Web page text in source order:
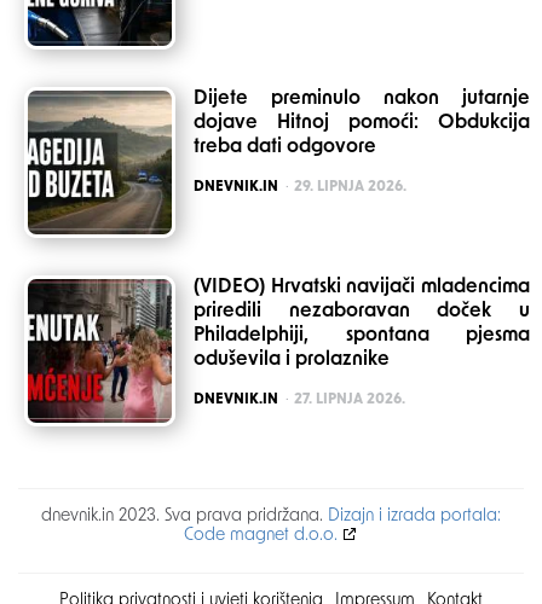
Dijete preminulo nakon jutarnje
dojave Hitnoj pomoći: Obdukcija
treba dati odgovore
POSTED
DNEVNIK.IN 29. LIPNJA 2026.
(VIDEO) Hrvatski navijači mladencima
priredili nezaboravan doček u
Philadelphiji, spontana pjesma
oduševila i prolaznike
POSTED
DNEVNIK.IN 27. LIPNJA 2026.
dnevnik.in 2023. Sva prava pridržana. Dizajn i izrada portala:
Code magnet d.o.o.